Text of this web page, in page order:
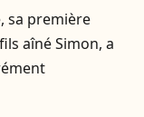
sa première
aîné Simon, a